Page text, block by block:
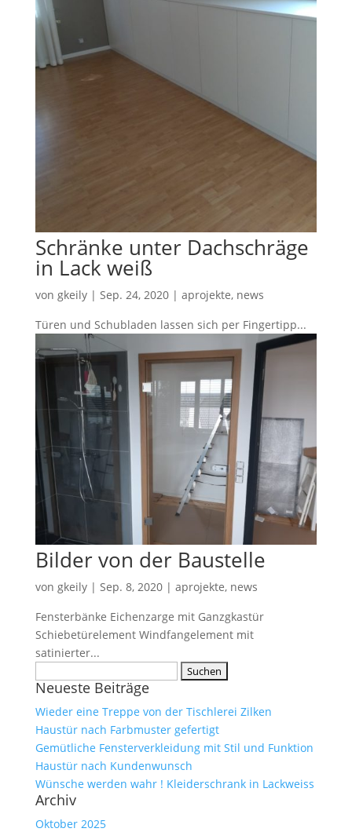
Schränke unter Dachschräge
in Lack weiß
von gkeily| Sep. 24, 2020| aprojekte, news
Türen und Schubladen lassen sich per Fingertipp...
Bilder von der Baustelle
von gkeily| Sep. 8, 2020| aprojekte, news
Fensterbänke Eichenzarge mit Ganzgkastür
Schiebetürelement Windfangelement mit
satinierter...
nach:
Neueste Beiträge
Wieder eine Treppe von der Tischlerei Zilken
Haustür nach Farbmuster gefertigt
Gemütliche Fensterverkleidung mit Stil und Funktion
Haustür nach Kundenwunsch
Wünsche werden wahr ! Kleiderschrank in Lackweiss
Archiv
Oktober 2025